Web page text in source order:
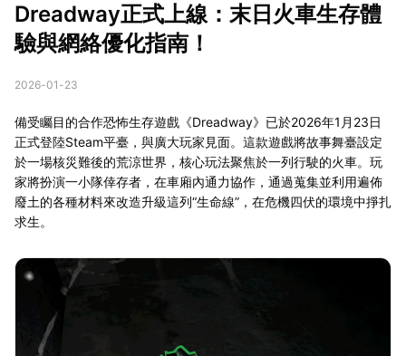
Dreadway正式上線：末日火車生存體
驗與網絡優化指南！
2026-01-23
備受矚目的合作恐怖生存遊戲《Dreadway》已於2026年1月23日
正式登陸Steam平臺，與廣大玩家見面。這款遊戲將故事舞臺設定
於一場核災難後的荒涼世界，核心玩法聚焦於一列行駛的火車。玩
家將扮演一小隊倖存者，在車廂內通力協作，通過蒐集並利用遍佈
廢土的各種材料來改造升級這列“生命線”，在危機四伏的環境中掙扎
求生。